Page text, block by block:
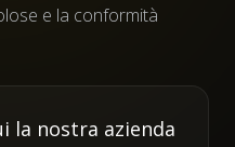
e la conformità
la nostra azienda